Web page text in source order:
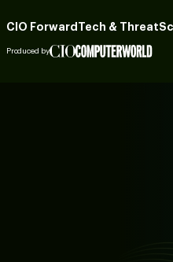
CIO ForwardTech &
Produced by